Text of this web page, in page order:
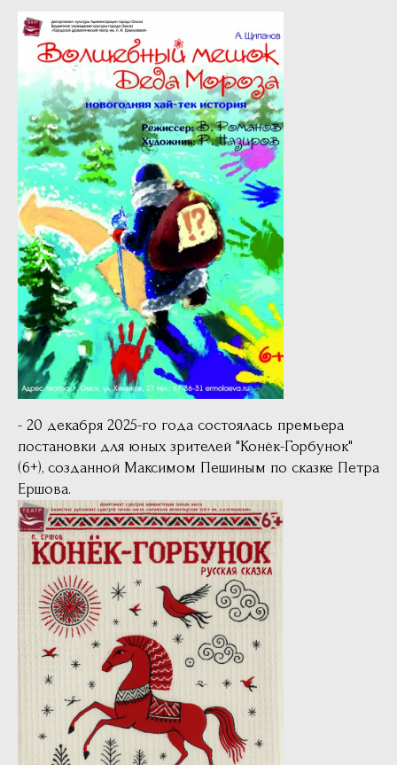
- 20 декабря 2025-го года состоялась премьера
постановки для юных зрителей "Конёк-Горбунок"
(6+), созданной Максимом Пешиным по сказке Петра
Ершова.